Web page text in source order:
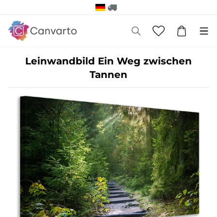
Leinwandbild Ein Weg zwischen
Tannen